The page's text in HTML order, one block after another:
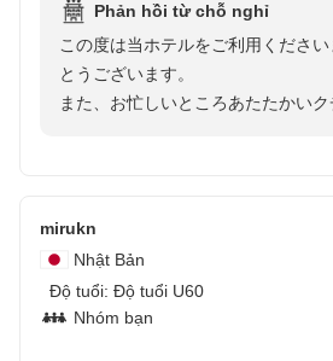
次回、ホテルパームスプリングへお
お迎えできますよう、スタッフ一
ります。
この度のクチコミご投稿、誠にあ
Phản hồi từ chỗ nghỉ
この度は当ホテルをご利用くださ
とうございます。
また、お忙しいところあたたかいク
ただけたようで大変光栄に思いま
きましても「美味しかった」とお
総料理長をはじめ調理スタッフ一
おります。
mirukn
Nhật Bản
Độ tuổi: Độ tuổi U60
Nhóm bạn